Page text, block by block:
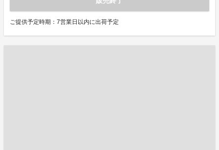
ご提供予定時期：7営業日以内に出荷予定